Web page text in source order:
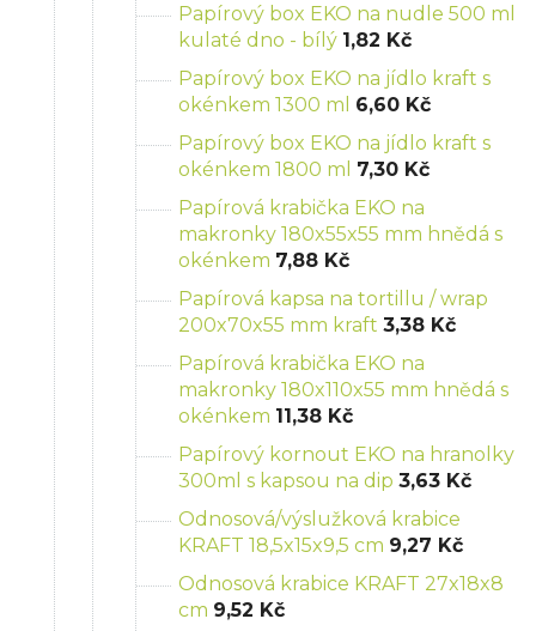
Papírový box EKO na nudle 500 ml
kulaté dno - bílý 1,82 Kč
Papírový box EKO na jídlo kraft s
okénkem 1300 ml 6,60 Kč
Papírový box EKO na jídlo kraft s
okénkem 1800 ml 7,30 Kč
Papírová krabička EKO na
makronky 180x55x55 mm hnědá s
okénkem 7,88 Kč
Papírová kapsa na tortillu / wrap
200x70x55 mm kraft 3,38 Kč
Papírová krabička EKO na
makronky 180x110x55 mm hnědá s
okénkem 11,38 Kč
Papírový kornout EKO na hranolky
300ml s kapsou na dip 3,63 Kč
Odnosová/výslužková krabice
KRAFT 18,5x15x9,5 cm 9,27 Kč
Odnosová krabice KRAFT 27x18x8
cm 9,52 Kč